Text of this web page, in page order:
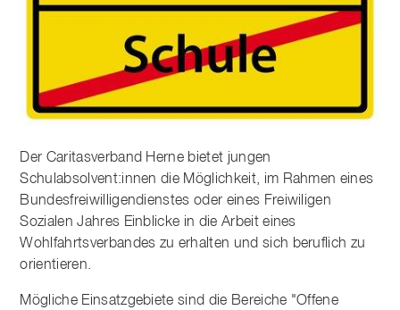
Der Caritasverband Herne bietet jungen
Schulabsolvent:innen die Möglichkeit, im Rahmen eines
Bundesfreiwilligendienstes oder eines Freiwiligen
Sozialen Jahres Einblicke in die Arbeit eines
Wohlfahrtsverbandes zu erhalten und sich beruflich zu
orientieren.
Mögliche Einsatzgebiete sind die Bereiche "Offene